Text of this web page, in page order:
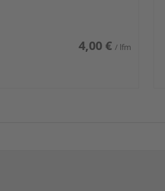
4,00 € / lfm